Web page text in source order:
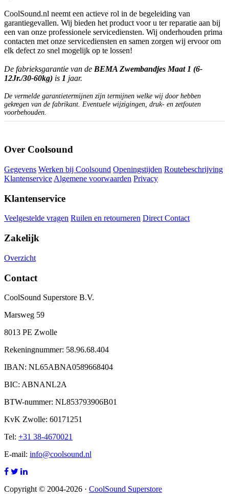
CoolSound.nl neemt een actieve rol in de begeleiding van
garantiegevallen. Wij bieden het product voor u ter reparatie aan bij
een van onze professionele servicediensten. Wij onderhouden prima
contacten met onze servicediensten en samen zorgen wij ervoor om
elk defect zo snel mogelijk op te lossen!
De fabrieksgarantie van de BEMA Zwembandjes Maat 1 (6-
12Jr./30-60kg) is 1 jaar.
De vermelde garantietermijnen zijn termijnen welke wij door hebben
gekregen van de fabrikant. Eventuele wijzigingen, druk- en zetfouten
voorbehouden.
Over Coolsound
Gegevens Werken bij Coolsound Openingstijden Routebeschrijving
Klantenservice Algemene voorwaarden Privacy
Klantenservice
Veelgestelde vragen Ruilen en retourneren Direct Contact
Zakelijk
Overzicht
Contact
CoolSound Superstore B.V.
Marsweg 59
8013 PE Zwolle
Rekeningnummer: 58.96.68.404
IBAN: NL65ABNA0589668404
BIC: ABNANL2A
BTW-nummer: NL853793906B01
KvK Zwolle: 60171251
Tel: +31 38-4670021
E-mail: info@coolsound.nl
Copyright © 2004-2026 · CoolSound Superstore